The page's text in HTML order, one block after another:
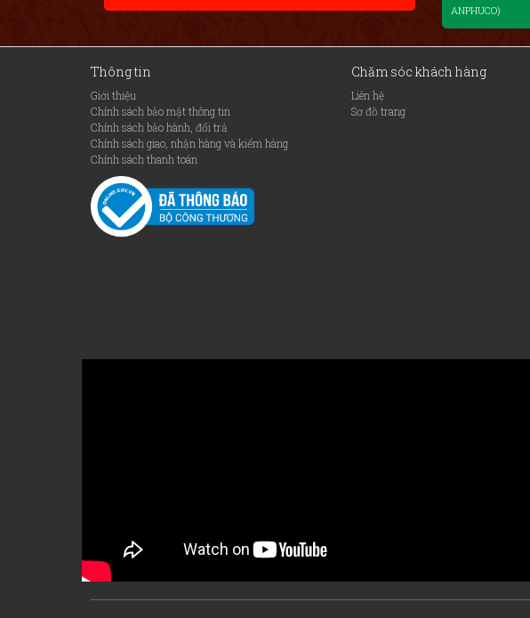
ANPHUCO)
Thông tin
Giới thiệu
Chính sách bảo mật thông tin
Chính sách bảo hành, đổi trả
Chính sách giao, nhận hàng và kiểm hàng
Chính sách thanh toán
Chăm sóc khách hàng
Liên hệ
Sơ đồ trang